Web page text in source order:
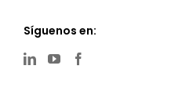
Síguenos en: